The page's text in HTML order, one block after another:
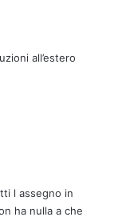
all’estero
l assegno in
ha nulla a che